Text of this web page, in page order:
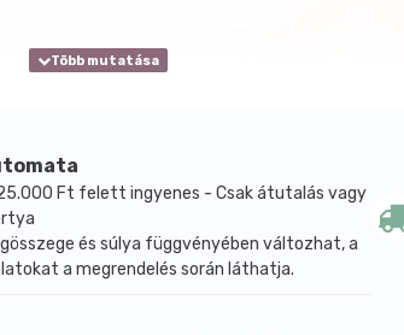
Ft felett ingyenes - Csak átutalás vagy
és súlya függvényében változhat, a
a megrendelés során láthatja.